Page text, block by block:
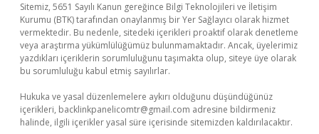
Sitemiz, 5651 Sayılı Kanun gereğince Bilgi Teknolojileri ve İletişim
Kurumu (BTK) tarafından onaylanmış bir Yer Sağlayıcı olarak hizmet
vermektedir. Bu nedenle, sitedeki içerikleri proaktif olarak denetleme
veya araştırma yükümlülüğümüz bulunmamaktadır. Ancak, üyelerimiz
yazdıkları içeriklerin sorumluluğunu taşımakta olup, siteye üye olarak
bu sorumluluğu kabul etmiş sayılırlar.
Hukuka ve yasal düzenlemelere aykırı olduğunu düşündüğünüz
içerikleri, backlinkpanelicomtr@gmail.com adresine bildirmeniz
halinde, ilgili içerikler yasal süre içerisinde sitemizden kaldırılacaktır.